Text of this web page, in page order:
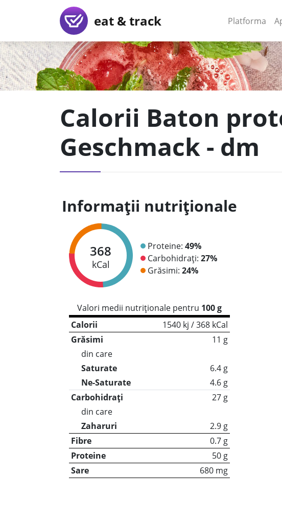
eat & track Platforma
Calorii Baton
Geschmack - dm
Informații nutriționale
368
kCal
Proteine: 49%
Carbohidrați: 27%
Grăsimi: 24%
Valori medii nutriționale pentru 100 g
Calorii
1540 kj / 368 kCal
Grăsimi
11 g
din care
Saturate
6.4 g
Ne-Saturate
4.6 g
Carbohidrați
27 g
din care
Zaharuri
2.9 g
Fibre
0.7 g
Proteine
50 g
Sare
680 mg